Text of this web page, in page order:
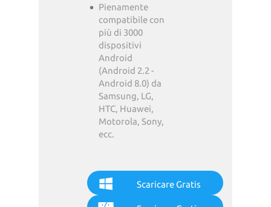
Pienamente
compatibile con
più di 3000
dispositivi
Android
(Android 2.2 -
Android 8.0) da
Samsung, LG,
HTC, Huawei,
Motorola, Sony,
ecc.
Scaricare Gratis